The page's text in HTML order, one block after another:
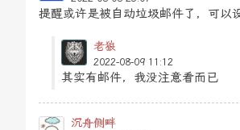
提醒或许是被自动垃圾邮件了，可以
老狼
2022-08-09 11:12
其实有邮件，我没注意看而已
沉舟侧畔